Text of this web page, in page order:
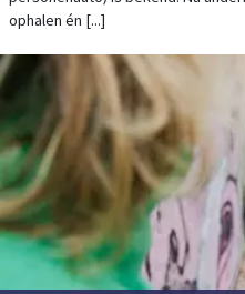
ophalen én [...]